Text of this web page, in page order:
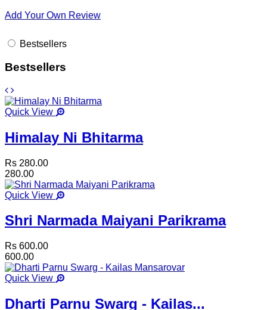
Add Your Own Review
Bestsellers
Bestsellers
Quick View
Himalay Ni Bhitarma
Rs 280.00
280.00
Quick View
Shri Narmada Maiyani Parikrama
Rs 600.00
600.00
Quick View
Dharti Parnu Swarg - Kailas...